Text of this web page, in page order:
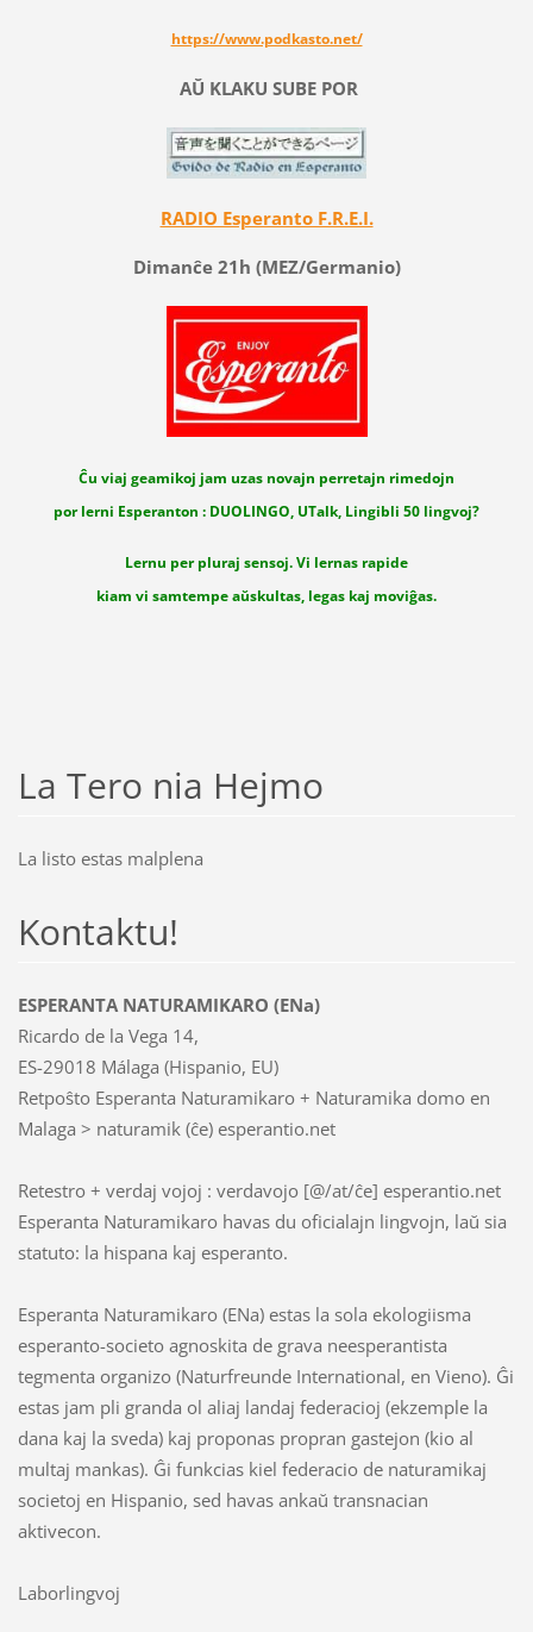
https://www.podkasto.net/
AŬ KLAKU SUBE POR
RADIO Esperanto F.R.E.I.
Dimanĉe 21h (MEZ/Germanio)
Ĉu viaj geamikoj jam uzas novajn perretajn rimedojn
por lerni Esperanton : DUOLINGO, UTalk, Lingibli 50 lingvoj?
Lernu per pluraj sensoj. Vi lernas rapide
kiam vi samtempe aŭskultas, legas kaj moviĝas.
La Tero nia Hejmo
La listo estas malplena
Kontaktu!
ESPERANTA NATURAMIKARO (ENa)
Ricardo de la Vega 14,
ES-29018 Málaga (Hispanio, EU)
Retpoŝto Esperanta Naturamikaro + Naturamika domo en
Malaga > naturamik (ĉe) esperantio.net
Retestro + verdaj vojoj : verdavojo [@/at/ĉe] esperantio.net
Esperanta Naturamikaro havas du oficialajn lingvojn, laŭ sia
statuto: la hispana kaj esperanto.
Esperanta Naturamikaro (ENa) estas la sola ekologiisma
esperanto-societo agnoskita de grava neesperantista
tegmenta organizo (Naturfreunde International, en Vieno). Ĝi
estas jam pli granda ol aliaj landaj federacioj (ekzemple la
dana kaj la sveda) kaj proponas propran gastejon (kio al
multaj mankas). Ĝi funkcias kiel federacio de naturamikaj
societoj en Hispanio, sed havas ankaŭ transnacian
aktivecon.
Laborlingvoj